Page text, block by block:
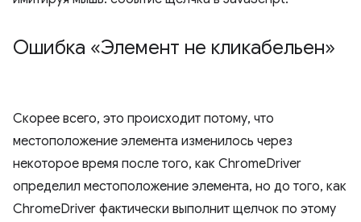
Ошибка «Элемент не кликабельен»
Скорее всего, это происходит потому, что
местоположение элемента изменилось через
некоторое время после того, как ChromeDriver
определил местоположение элемента, но до того, как
ChromeDriver фактически выполнит щелчок по этому